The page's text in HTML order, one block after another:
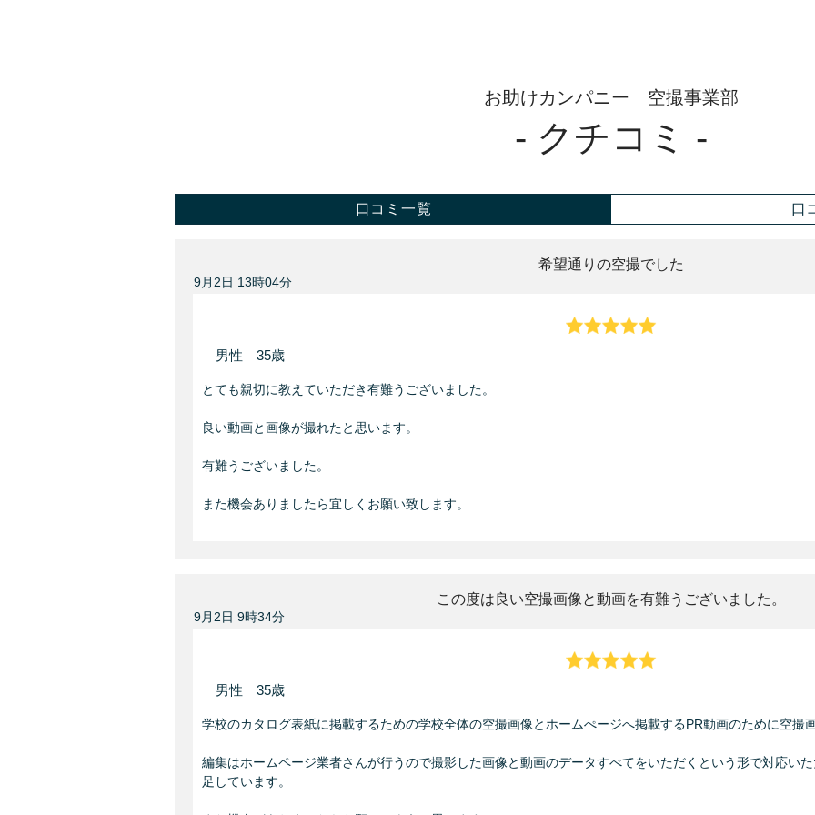
お助けカンパニー 空撮事業部
- クチコミ -
口コミ一覧 口
性別
希望通りの空撮でした
9月2日 13時04分
男性 35歳
とても親切に教えていただき有難うございました。
良い動画と画像が撮れたと思います。
有難うございました。
また機会ありましたら宜しくお願い致します。
この度は良い空撮画像と動画を有難うございました。
9月2日 9時34分
男性 35歳
学校のカタログ表紙に掲載するための学校全体の空撮画像とホームぺージへ掲載するPR動画のために空撮
編集はホームページ業者さんが行うので撮影した画像と動画のデータすべてをいただくという形で対応い
足しています。